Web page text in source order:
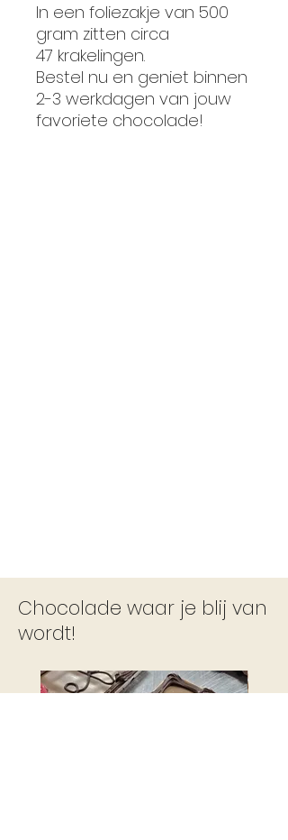
In een foliezakje van 500
gram zitten circa
47 krakelingen.
Bestel nu en geniet binnen
2-3 werkdagen van jouw
favoriete chocolade!
Chocolade waar je blij van
wordt!